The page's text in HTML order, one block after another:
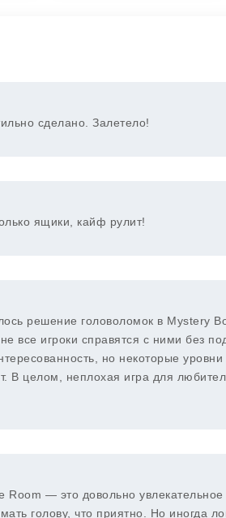
сделано. Залетело!
ящики, кайф рулит!
решение головоломок в Mystery
все игроки справятся с ними без
но некоторые
В целом, неплохая игра для
— это довольно
голову, что приятно. Но иногда